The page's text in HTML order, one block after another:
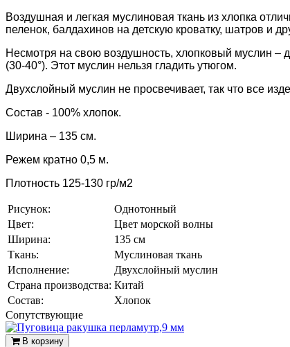
Воздушная и легкая муслиновая ткань из хлопка
пеленок, балдахинов на детскую кроватку, шатров и
Несмотря на свою воздушность, хлопковый муслин –
(30-40°). Этот муслин нельзя гладить утюгом.
Двухслойный муслин не просвечивает, так что все
Состав - 100% хлопок.
Ширина – 135 см.
Режем кратно 0,5 м.
Плотность 125-130 гр/м2
Рисунок:
Однотонный
Цвет:
Цвет морской волны
Ширина:
135 см
Ткань:
Муслиновая ткань
Исполнение:
Двухслойный муслин
Страна производства: Китай
Состав:
Хлопок
Cопутствующие
В корзину